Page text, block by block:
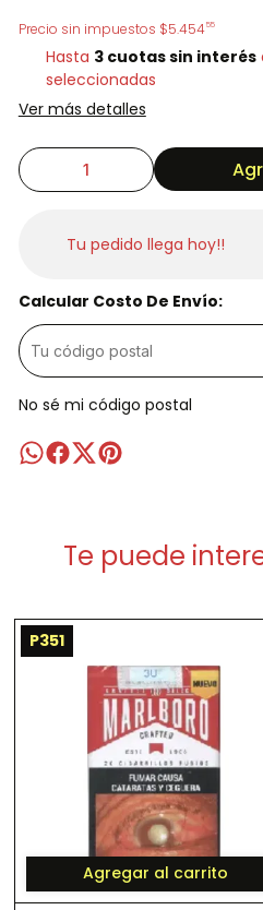
Precio sin impuestos $5.45455
Hasta 3 cuotas sin interés
seleccionadas
Ver más detalles
Tu pedido llega hoy!!
Calcular Costo De Envío:
No sé mi código postal
Te puede
P351
Agregar al carrito